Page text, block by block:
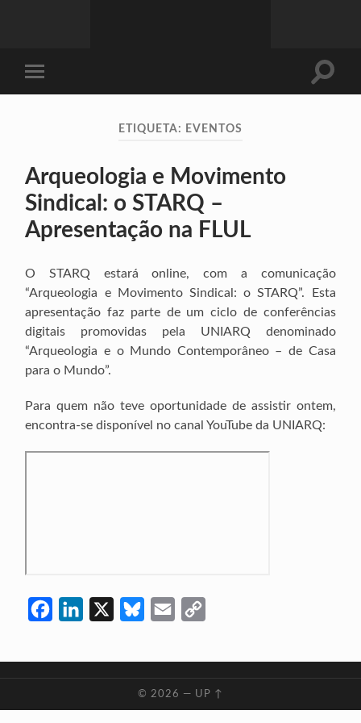
mobile
Toggle
ETIQUETA: EVENTOS
Arqueologia e Movimento
Sindical: o STARQ –
Apresentação na FLUL
O STARQ estará online, com a comunicação
“Arqueologia e Movimento Sindical: o STARQ”. Esta
apresentação faz parte de um ciclo de conferências
digitais promovidas pela UNIARQ denominado
“Arqueologia e o Mundo Contemporâneo – de Casa
para o Mundo”.
Para quem não teve oportunidade de assistir ontem,
encontra-se disponível no canal YouTube da UNIARQ:
FacebookLinkedIn BlueskyEmail
© 2026 — UP ↑